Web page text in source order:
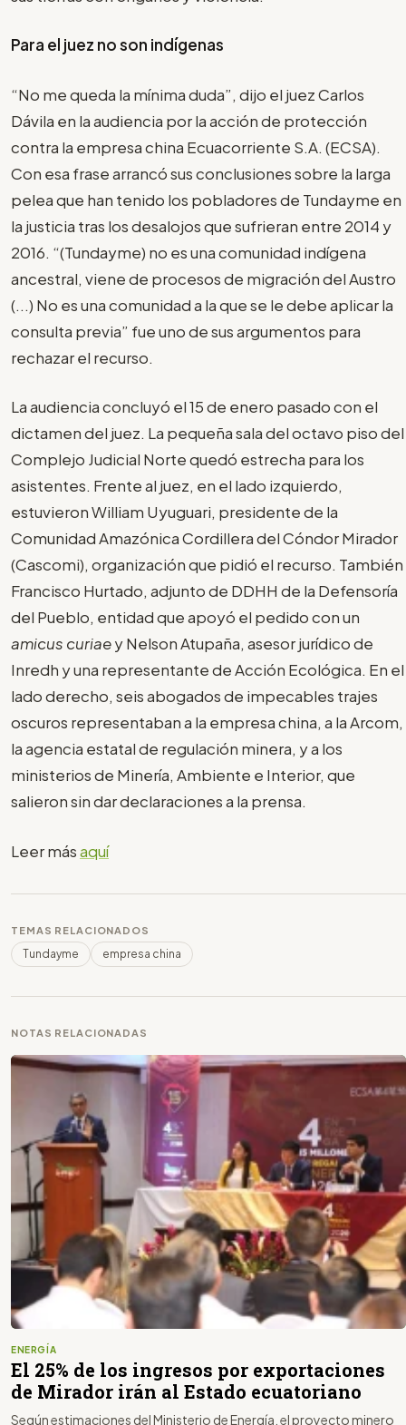
Para el juez no son indígenas
“No me queda la mínima duda”, dijo el juez Carlos
Dávila en la audiencia por la acción de protección
contra la empresa china Ecuacorriente S.A. (ECSA).
Con esa frase arrancó sus conclusiones sobre la larga
pelea que han tenido los pobladores de Tundayme en
la justicia tras los desalojos que sufrieran entre 2014 y
2016. “(Tundayme) no es una comunidad indígena
ancestral, viene de procesos de migración del Austro
(...) No es una comunidad a la que se le debe aplicar la
consulta previa” fue uno de sus argumentos para
rechazar el recurso.
La audiencia concluyó el 15 de enero pasado con el
dictamen del juez. La pequeña sala del octavo piso del
Complejo Judicial Norte quedó estrecha para los
asistentes. Frente al juez, en el lado izquierdo,
estuvieron William Uyuguari, presidente de la
Comunidad Amazónica Cordillera del Cóndor Mirador
(Cascomi), organización que pidió el recurso. También
Francisco Hurtado, adjunto de DDHH de la Defensoría
del Pueblo, entidad que apoyó el pedido con un
amicus curiaey Nelson Atupaña, asesor jurídico de
Inredh y una representante de Acción Ecológica. En el
lado derecho, seis abogados de impecables trajes
oscuros representaban a la empresa china, a la Arcom,
la agencia estatal de regulación minera, y a los
ministerios de Minería, Ambiente e Interior, que
salieron sin dar declaraciones a la prensa.
Leer másaquí
TEMAS RELACIONADOS
Tundayme empresa china
NOTAS RELACIONADAS
ENERGÍA
El 25% de los ingresos por exportaciones
de Mirador irán al Estado ecuatoriano
Según estimaciones del Ministerio de Energía, el proyecto minero